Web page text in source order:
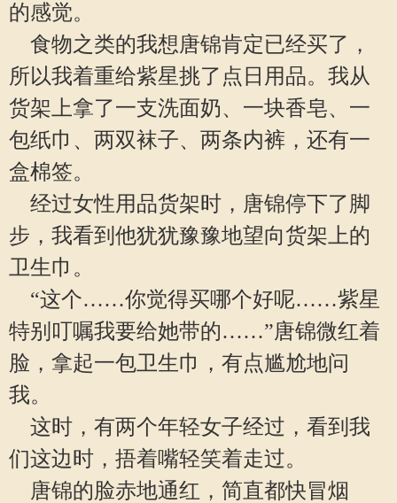
的感觉。
食物之类的我想唐锦肯定已经买了，
所以我着重给紫星挑了点日用品。我从
货架上拿了一支洗面奶、一块香皂、一
包纸巾、两双袜子、两条内裤，还有一
盒棉签。
经过女性用品货架时，唐锦停下了脚
步，我看到他犹犹豫豫地望向货架上的
卫生巾。
“这个……你觉得买哪个好呢……紫星
特别叮嘱我要给她带的……”唐锦微红着
脸，拿起一包卫生巾，有点尴尬地问
我。
这时，有两个年轻女子经过，看到我
们这边时，捂着嘴轻笑着走过。
唐锦的脸赤地通红，简直都快冒烟